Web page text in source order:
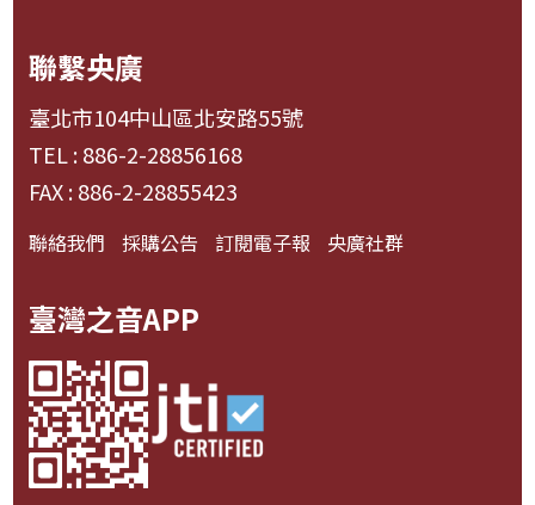
聯繫央廣
臺北市104中山區北安路55號
TEL : 886-2-28856168
FAX : 886-2-28855423
聯絡我們 採購公告 訂閱電子報 央廣社群
臺灣之音APP